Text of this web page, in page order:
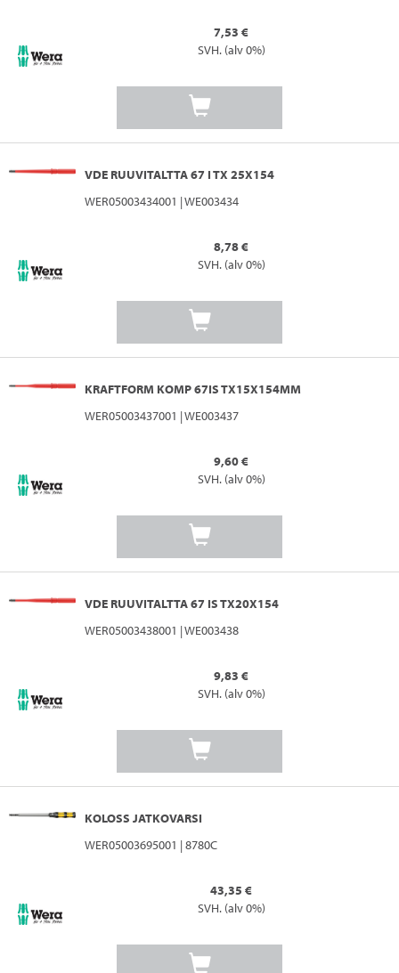
7,53 €
SVH. (alv 0%)
VDE RUUVITALTTA 67 I TX 25X154
WER05003434001 | WE003434
8,78 €
SVH. (alv 0%)
KRAFTFORM KOMP 67IS TX15X154MM
WER05003437001 | WE003437
9,60 €
SVH. (alv 0%)
VDE RUUVITALTTA 67 IS TX20X154
WER05003438001 | WE003438
9,83 €
SVH. (alv 0%)
KOLOSS JATKOVARSI
WER05003695001 | 8780C
43,35 €
SVH. (alv 0%)